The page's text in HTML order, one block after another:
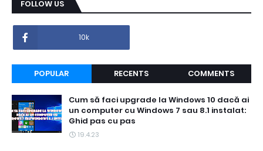
FOLLOW US
10k
POPULAR RECENTS COMMENTS
Cum să faci upgrade la Windows 10 dacă ai
un computer cu Windows 7 sau 8.1 instalat:
Ghid pas cu pas
19.4.23